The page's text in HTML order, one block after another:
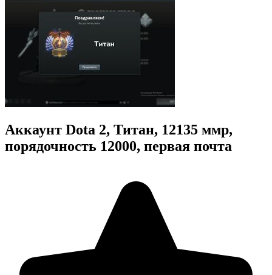
Аккаунт Dota 2, Титан, 12135 ммр,
порядочность 12000, первая почта